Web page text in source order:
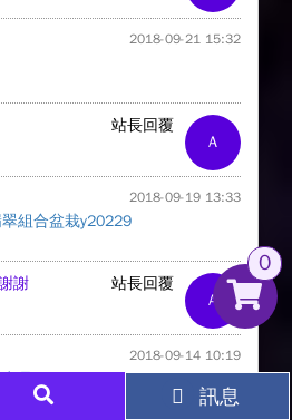
2018-09-21 15:32
A
站長回覆
2018-09-19 13:33
組合盆栽y20229
A
站長回覆
謝
2018-09-14 10:19
0
訊息